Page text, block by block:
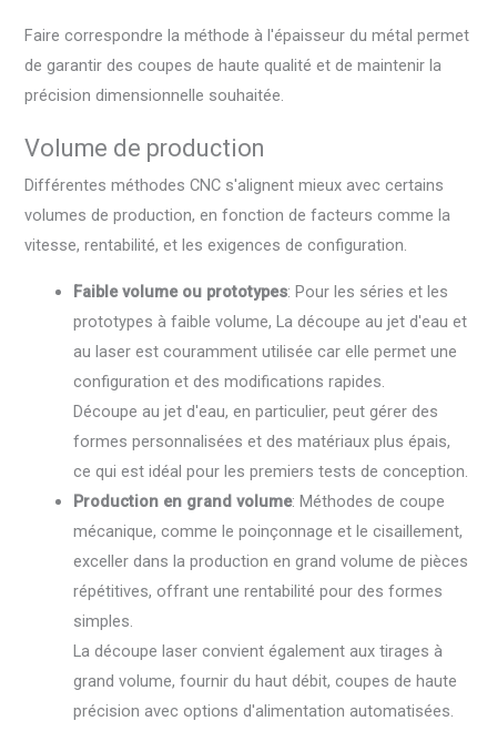
Faire correspondre la méthode à l'épaisseur du métal permet
de garantir des coupes de haute qualité et de maintenir la
précision dimensionnelle souhaitée.
Volume de production
Différentes méthodes CNC s'alignent mieux avec certains
volumes de production, en fonction de facteurs comme la
vitesse, rentabilité, et les exigences de configuration.
Faible volume ou prototypes: Pour les séries et les
prototypes à faible volume, La découpe au jet d'eau et
au laser est couramment utilisée car elle permet une
configuration et des modifications rapides.
Découpe au jet d'eau, en particulier, peut gérer des
formes personnalisées et des matériaux plus épais,
ce qui est idéal pour les premiers tests de conception.
Production en grand volume: Méthodes de coupe
mécanique, comme le poinçonnage et le cisaillement,
exceller dans la production en grand volume de pièces
répétitives, offrant une rentabilité pour des formes
simples.
La découpe laser convient également aux tirages à
grand volume, fournir du haut débit, coupes de haute
précision avec options d'alimentation automatisées.